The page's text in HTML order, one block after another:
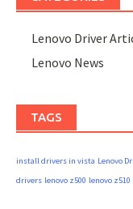
Lenovo Driver
Lenovo News
TAGS
install drivers in vista Lenovo
drivers lenovo z500 lenovo